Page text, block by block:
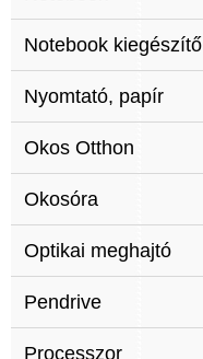
Notebook kiegészítő
Nyomtató, papír
Okos Otthon
Okosóra
Optikai meghajtó
Pendrive
Processzor